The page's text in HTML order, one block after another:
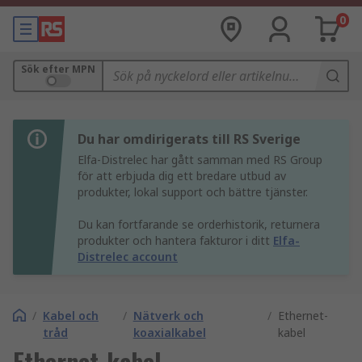
0
Sök efter MPN
Du har omdirigerats till RS Sverige
Elfa-Distrelec har gått samman med RS Group
för att erbjuda dig ett bredare utbud av
produkter, lokal support och bättre tjänster.
Du kan fortfarande se orderhistorik, returnera
produkter och hantera fakturor i ditt Elfa-
Distrelec account
/ Kabel och
tråd
/ Nätverk och
koaxialkabel
/ Ethernet-
kabel